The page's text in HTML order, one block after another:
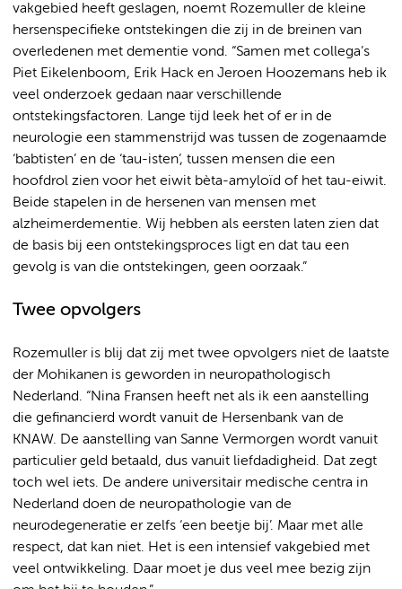
vakgebied heeft geslagen, noemt Rozemuller de kleine
hersenspecifieke ontstekingen die zij in de breinen van
overledenen met dementie vond. “Samen met collega’s
Piet Eikelenboom, Erik Hack en Jeroen Hoozemans heb ik
veel onderzoek gedaan naar verschillende
ontstekingsfactoren. Lange tijd leek het of er in de
neurologie een stammenstrijd was tussen de zogenaamde
‘babtisten’ en de ‘tau-isten’, tussen mensen die een
hoofdrol zien voor het eiwit bèta-amyloïd of het tau-eiwit.
Beide stapelen in de hersenen van mensen met
alzheimerdementie. Wij hebben als eersten laten zien dat
de basis bij een ontstekingsproces ligt en dat tau een
gevolg is van die ontstekingen, geen oorzaak.”
Twee opvolgers
Rozemuller is blij dat zij met twee opvolgers niet de laatste
der Mohikanen is geworden in neuropathologisch
Nederland. “Nina Fransen heeft net als ik een aanstelling
die gefinancierd wordt vanuit de Hersenbank van de
KNAW. De aanstelling van Sanne Vermorgen wordt vanuit
particulier geld betaald, dus vanuit liefdadigheid. Dat zegt
toch wel iets. De andere universitair medische centra in
Nederland doen de neuropathologie van de
neurodegeneratie er zelfs ‘een beetje bij’. Maar met alle
respect, dat kan niet. Het is een intensief vakgebied met
veel ontwikkeling. Daar moet je dus veel mee bezig zijn